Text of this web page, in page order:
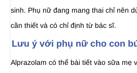
sinh. Phụ nữ đang mang thai chỉ nên
cần thiết và có chỉ định từ bác sĩ.
Lưu ý với phụ nữ cho con
Alprazolam có thể bài tiết vào sữa mẹ